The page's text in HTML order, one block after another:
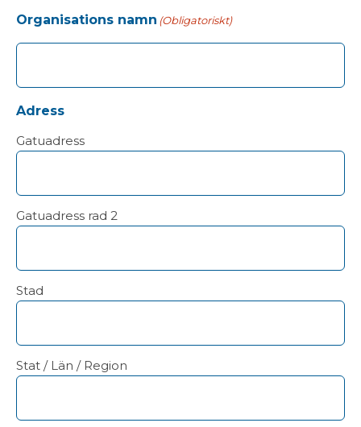
Organisations namn (Obligatoriskt)
Adress
Gatuadress
Gatuadress rad 2
Stad
Stat / Län / Region